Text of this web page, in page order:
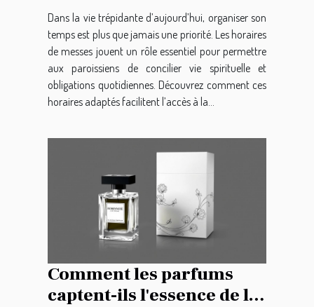
Dans la vie trépidante d’aujourd’hui, organiser son
temps est plus que jamais une priorité. Les horaires
de messes jouent un rôle essentiel pour permettre
aux paroissiens de concilier vie spirituelle et
obligations quotidiennes. Découvrez comment ces
horaires adaptés facilitent l’accès à la...
Comment les parfums
captent-ils l'essence de la